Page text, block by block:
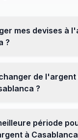
mes devises à
?
Orientez-vous
en ville pour obtenir
de l'argent
?
pour éviter les
période
à